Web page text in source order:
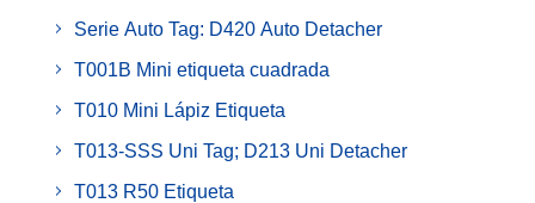
Serie Auto Tag: D420 Auto Detacher
T001B Mini etiqueta cuadrada
T010 Mini Lápiz Etiqueta
T013-SSS Uni Tag; D213 Uni Detacher
T013 R50 Etiqueta